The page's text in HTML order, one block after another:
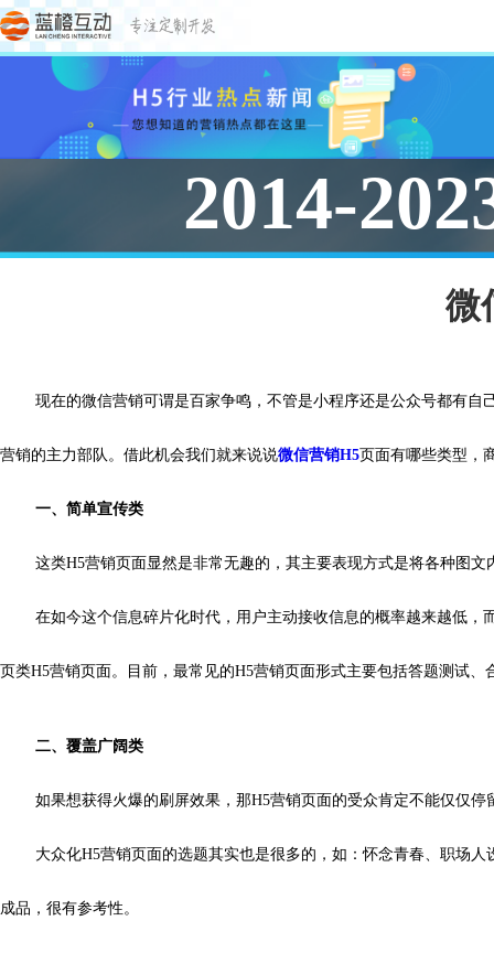
2014-
微
现在的微信营销可谓是百家争鸣，不管是小程序还是公众号都有
营销的主力部队。借此机会我们就来说说微信营销H5页面有哪些类型，
一、简单宣传类
这类H5营销页面显然是非常无趣的，其主要表现方式是将各种图
在如今这个信息碎片化时代，用户主动接收信息的概率越来越低
页类H5营销页面。目前，最常见的H5营销页面形式主要包括答题测试、
二、覆盖广阔类
如果想获得火爆的刷屏效果，那H5营销页面的受众肯定不能仅仅
大众化H5营销页面的选题其实也是很多的，如：怀念青春、职场
成品，很有参考性。